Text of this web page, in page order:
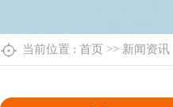
当前位置 : 首页 >> 新闻资讯